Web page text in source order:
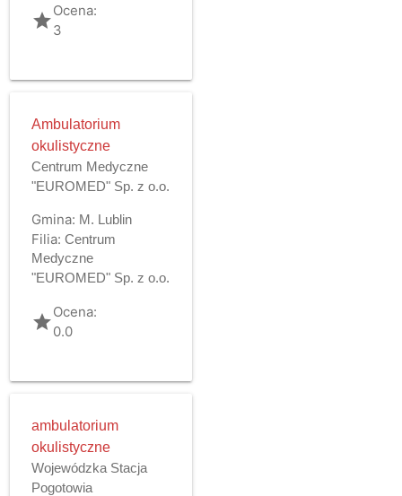
gradeOcena:
3
Ambulatorium
okulistyczne
Centrum Medyczne
"EUROMED" Sp. z o.o.
Gmina: M. Lublin
Filia: Centrum
Medyczne
"EUROMED" Sp. z o.o.
gradeOcena:
0.0
ambulatorium
okulistyczne
Wojewódzka Stacja
Pogotowia